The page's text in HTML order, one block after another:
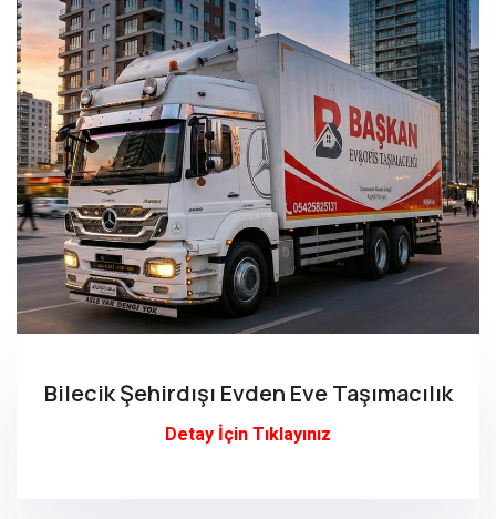
Bilecik Şehirdışı Evden Eve Taşımacılık
Detay İçin Tıklayınız